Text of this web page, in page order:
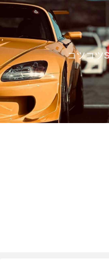
コツコツ